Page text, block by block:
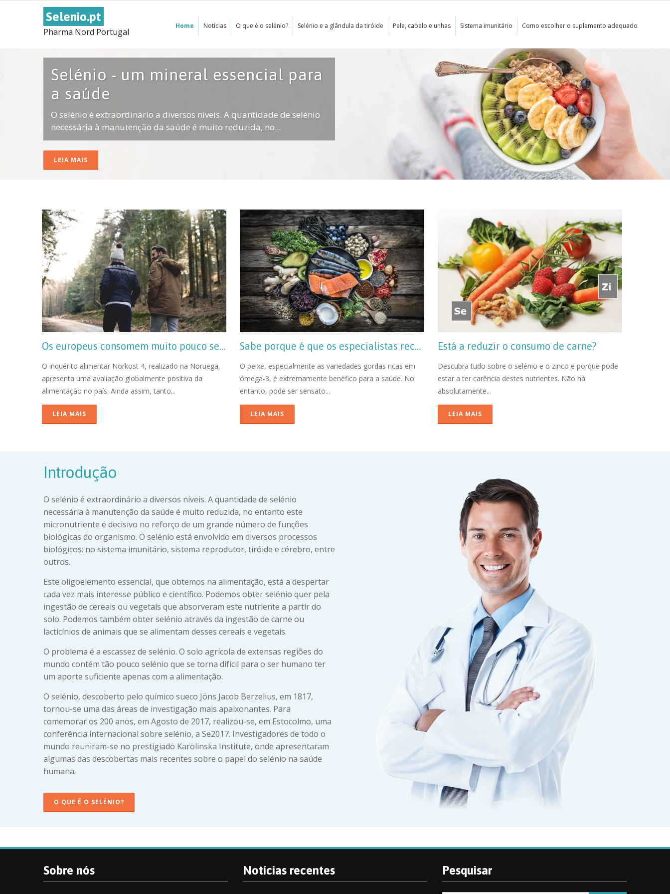
Selenio.pt
Pharma Nord Portugal
Home Notícias O que é o selénio? Selénio e a glândula da tiróide Pele, cabelo e unhas Sistema imunitário Como escolher o suplemento adequado
Selénio - um mineral essencial para
a saúde
O selénio é extraordinário a diversos níveis. A quantidade de selénio
necessária à manutenção da saúde é muito reduzida, no...
LEIA MAIS
Os europeus consomem muito pouco selénio
O inquérito alimentar Norkost 4, realizado na Noruega,
apresenta uma avaliação globalmente positiva da
alimentação no país. Ainda assim, tanto...
LEIA MAIS
Sabe porque é que os especialistas recomendam este suplemento a quem consome peixe?
O peixe, especialmente as variedades gordas ricas em
ómega-3, é extremamente benéfico para a saúde. No
entanto, pode ser sensato...
LEIA MAIS
Está a reduzir o consumo de carne?
Descubra tudo sobre o selénio e o zinco e porque pode
estar a ter carência destes nutrientes. Não há
absolutamente...
LEIA MAIS
Introdução
O selénio é extraordinário a diversos níveis. A quantidade de selénio
necessária à manutenção da saúde é muito reduzida, no entanto este
micronutriente é decisivo no reforço de um grande número de funções
biológicas do organismo. O selénio está envolvido em diversos processos
biológicos: no sistema imunitário, sistema reprodutor, tiróide e cérebro, entre
outros.
Este oligoelemento essencial, que obtemos na alimentação, está a despertar
cada vez mais interesse público e científico. Podemos obter selénio quer pela
ingestão de cereais ou vegetais que absorveram este nutriente a partir do
solo. Podemos também obter selénio através da ingestão de carne ou
lacticínios de animais que se alimentam desses cereais e vegetais.
O problema é a escassez de selénio. O solo agrícola de extensas regiões do
mundo contém tão pouco selénio que se torna difícil para o ser humano ter
um aporte suficiente apenas com a alimentação.
O selénio, descoberto pelo químico sueco Jöns Jacob Berzelius, em 1817,
tornou-se uma das áreas de investigação mais apaixonantes. Para
comemorar os 200 anos, em Agosto de 2017, realizou-se, em Estocolmo, uma
conferência internacional sobre selénio, a Se2017. Investigadores de todo o
mundo reuniram-se no prestigiado Karolinska Institute, onde apresentaram
algumas das descobertas mais recentes sobre o papel do selénio na saúde
humana.
O QUE É O SELÉNIO?
Sobre nós Notícias recentes Pesquisar